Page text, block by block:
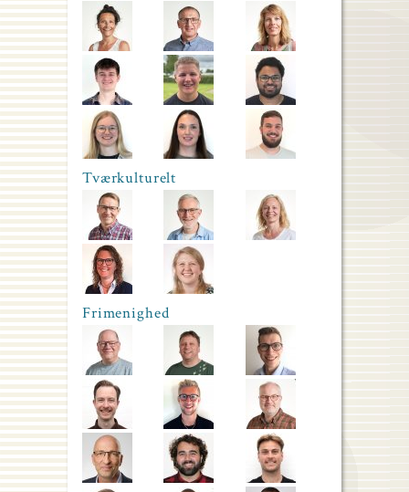
Tværkulturelt
Frimenighed